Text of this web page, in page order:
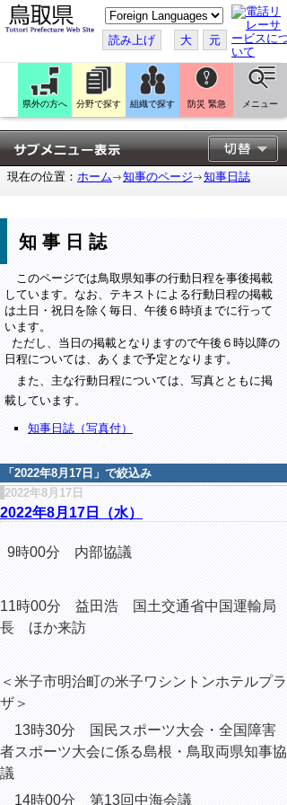
こ
の
ペ
ー
ジ
翻
訳
す
る
読み上げ 大 元
県外の方へ 分野で探す 組織で探す 防災 緊急 メニュー
現在の位置： ホーム 知事のページ 知事日誌
知事日誌
このページでは鳥取県知事の行動日程を事後掲載
しています。なお、テキストによる行動日程の掲載
は土日・祝日を除く毎日、午後６時頃までに行って
います。
ただし、当日の掲載となりますので午後６時以降の
日程については、あくまで予定となります。
また、主な行動日程については、写真とともに掲
載しています。
知事日誌（写真付）
「 2022年8月17日 」で絞込み
2022年8月17日
2022年8月17日（水）
9時00分 内部協議
11時00分 益田浩 国土交通省中国運輸局
長 ほか来訪
＜米子市明治町の米子ワシントンホテルプラ
ザ＞
13時30分 国民スポーツ大会・全国障害
者スポーツ大会に係る島根・鳥取両県知事協
議
14時00分 第13回中海会議